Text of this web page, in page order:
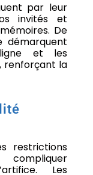
par leur
invités et
De
démarquent
et les
renforçant la
restrictions
compliquer
Les